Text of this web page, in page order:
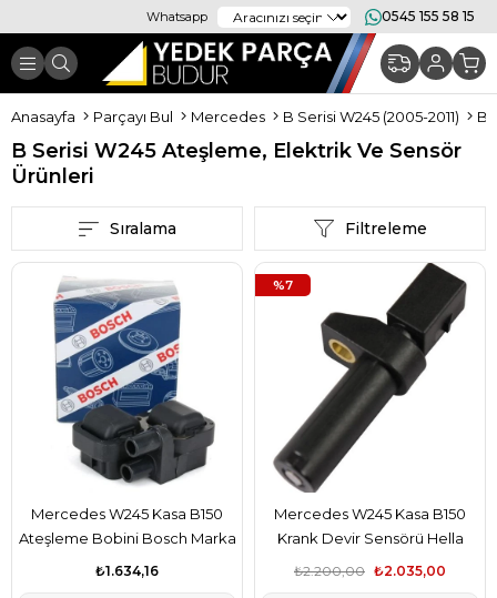
Whatsapp 0545 155 58 15
Anasayfa Parçayı Bul Mercedes B Serisi W245 (2005-2011) B
B Serisi W245 Ateşleme, Elektrik Ve Sensör
Ürünleri
Filtreleme
Sıralama
Mercedes W245 Kasa B150
Ateşleme Bobini Bosch Marka
A0001587803
₺1.634,16
Mercedes W245 Kasa B150
Krank Devir Sensörü Hella
Marka A0031532728
₺2.035,00
₺2.200,00
%7